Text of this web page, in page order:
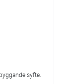
syfte.